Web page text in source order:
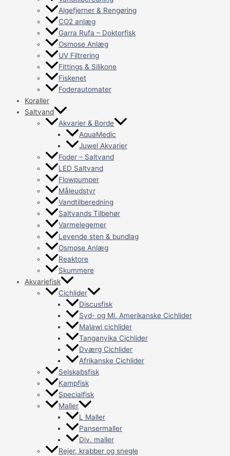
Algefjerner & Rengøring
CO2 anlæg
Garra Rufa – Doktorfisk
Osmose Anlæg
UV Filtrering
Fittings & Silikone
Fiskenet
Foderautomater
Koraller
Saltvand
Akvarier & Borde
AquaMedic
Juwel Akvarier
Foder – Saltvand
LED Saltvand
Flowpumper
Måleudstyr
Vandtilberedning
Saltvands Tilbehør
Varmelegemer
Levende sten & bundlag
Osmose Anlæg
Reaktore
Skummere
Akvariefisk
Cichlider
Discusfisk
Syd- og Ml. Amerikanske Cichlider
Malawi cichlider
Tanganyika Cichlider
Dværg Cichlider
Afrikanske Cichlider
Selskabsfisk
Kampfisk
Specialfisk
Maller
L Maller
Pansermaller
Div. maller
Rejer, krabber og snegle